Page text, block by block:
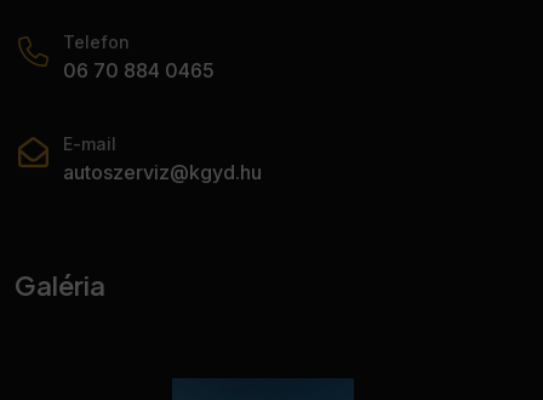
Telefon
06 70 884 0465
E-mail
autoszerviz@kgyd.hu
Galéria